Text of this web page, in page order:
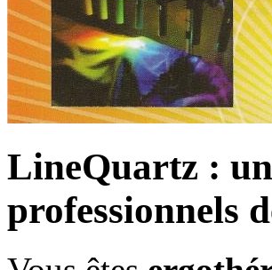
LineQuartz :
professionnels